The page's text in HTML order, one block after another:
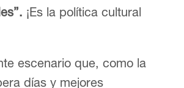
¡Es la política cultural
escenario que, como la
días y mejores